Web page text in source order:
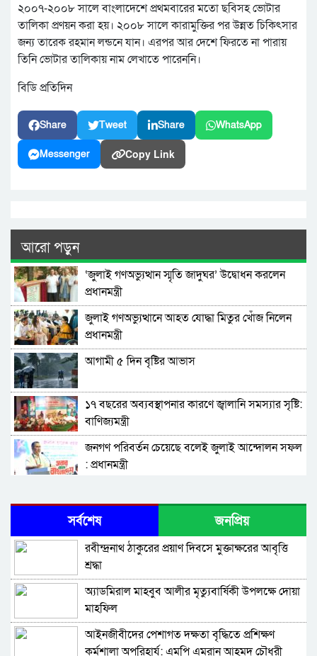
২০০৭-২০০৮ সালে বাংলাদেশে প্রথমবারের মতো ছবিসহ ভোটার
তালিকা প্রণয়ন করা হয়। ২০০৮ সালে কারামুক্তির পর উন্নত চিকিৎসার
জন্য তারেক রহমান লন্ডনে যান। এরপর আর দেশে ফিরতে না পারায়
তিনি ভোটার তালিকায় নাম লেখাতে পারেননি।
বিডি প্রতিদিন
Share Tweet Share WhatsApp
Messenger Copy Link
আরো পড়ুন
‘জুলাই গণঅভ্যুত্থান স্মৃতি জাদুঘর’ উদ্বোধন করলেন
প্রধানমন্ত্রী
জুলাই গণঅভ্যুত্থানে আহত যোদ্ধা মিতুর খোঁজ নিলেন
প্রধানমন্ত্রী
আগামী ৫ দিন বৃষ্টির আভাস
১৭ বছরের অব্যবস্থাপনার কারণে জ্বালানি সমস্যার সৃষ্টি:
বাণিজ্যমন্ত্রী
জনগণ পরিবর্তন চেয়েছে বলেই জুলাই আন্দোলন সফল
: প্রধানমন্ত্রী
জুলাই স্মৃতি জাদুঘর সকল গণতান্ত্রিক আন্দোলনের
প্রতিচ্ছবি : প্রধানমন্ত্রী
দেশে কেউ কেউ অহেতুক ইস্যুতে অস্থিতিশীল পরিস্থিতি
সৃষ্টির চেষ্টা করছে : প্রধানমন্ত্রী
হাদিস বর্ণনায় সতর্কতা আবশ্যক
সর্বশেষ জনপ্রিয়
রবীন্দ্রনাথ ঠাকুরের প্রয়াণ দিবসে মুক্তাক্ষরের আবৃত্তি
শ্রদ্ধা
অ্যাডমিরাল মাহবুব আলীর মৃত্যুবার্ষিকী উপলক্ষে দোয়া
মাহফিল
‎আইনজীবীদের পেশাগত দক্ষতা বৃদ্ধিতে প্রশিক্ষণ
কর্মশালা অপরিহার্য: এমপি এমরান আহমদ চৌধুরী